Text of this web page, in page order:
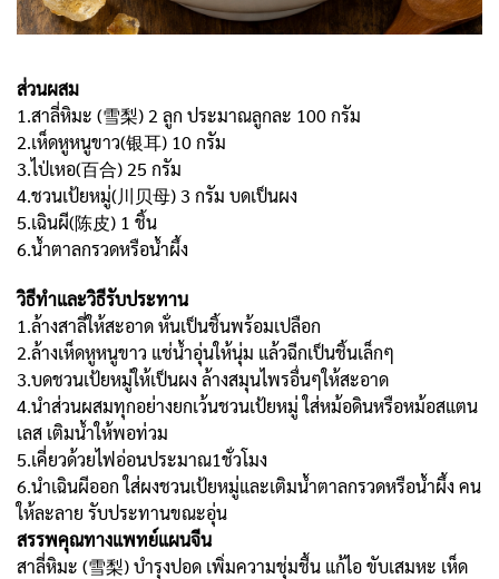
ส่วนผสม
1.สาลี่หิมะ (雪梨) 2 ลูก ประมาณลูกละ 100 กรัม
2.เห็ดหูหนูขาว(银耳) 10 กรัม
3.ไป่เหอ(百合) 25 กรัม
4.ชวนเป้ยหมู่(川贝母) 3 กรัม บดเป็นผง
5.เฉินผี(陈皮) 1 ชิ้น
6.น้ำตาลกรวดหรือน้ำผึ้ง
วิธีทำและวิธีรับประทาน
1.ล้างสาลี่ให้สะอาด หั่นเป็นชิ้นพร้อมเปลือก
2.ล้างเห็ดหูหนูขาว แช่น้ำอุ่นให้นุ่ม แล้วฉีกเป็นชิ้นเล็กๆ
3.บดชวนเป้ยหมู่ให้เป็นผง ล้างสมุนไพรอื่นๆให้สะอาด
4.นำส่วนผสมทุกอย่างยกเว้นชวนเป้ยหมู่ ใส่หม้อดินหรือหม้อสแตน
เลส เติมน้ำให้พอท่วม
5.เคี่ยวด้วยไฟอ่อนประมาณ1ชั่วโมง
6.นำเฉินผีออก ใส่ผงชวนเป้ยหมู่และเติมน้ำตาลกรวดหรือน้ำผึ้ง คน
ให้ละลาย รับประทานขณะอุ่น
สรรพคุณทางแพทย์แผนจีน
สาลี่หิมะ (雪梨) บำรุงปอด เพิ่มความชุ่มชื้น แก้ไอ ขับเสมหะ เห็ด